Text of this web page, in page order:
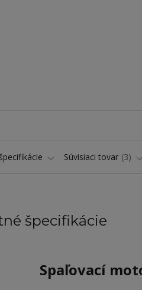
Súvisiaci tovar 3
špecifikácie
Spaľovací